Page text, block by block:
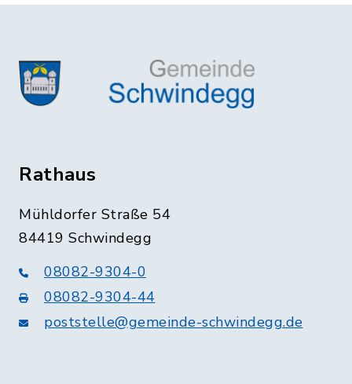
Rathaus
Mühldorfer Straße 54
84419 Schwindegg
08082-9304-0
08082-9304-44
poststelle@gemeinde-schwindegg.de